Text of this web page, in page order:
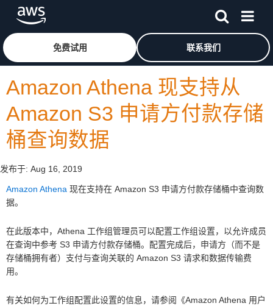
跳至主要内容
免费试用 联系我们
Amazon Athena 现支持从
Amazon S3 申请方付款存储
桶查询数据
发布于: Aug 16, 2019
Amazon Athena 现在支持在 Amazon S3 申请方付款存储桶中查询数
据。
在此版本中，Athena 工作组管理员可以配置工作组设置，以允许成员
在查询中参考 S3 申请方付款存储桶。配置完成后，申请方（而不是
存储桶拥有者）支付与查询关联的 Amazon S3 请求和数据传输费
用。
有关如何为工作组配置此设置的信息，请参阅《Amazon Athena 用户